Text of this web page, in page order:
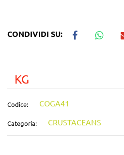
CONDIVIDI SU:
KG
Codice: COGA41
Categoria: CRUSTACEANS